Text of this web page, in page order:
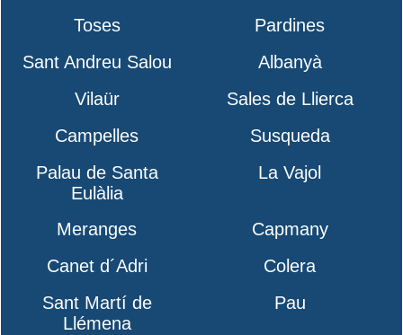
Toses
Pardines
Sant Andreu Salou
Albanyà
Vilaür
Sales de Llierca
Campelles
Susqueda
Palau de Santa
Eulàlia
La Vajol
Meranges
Capmany
Canet d´Adri
Colera
Sant Martí de
Llémena
Pau